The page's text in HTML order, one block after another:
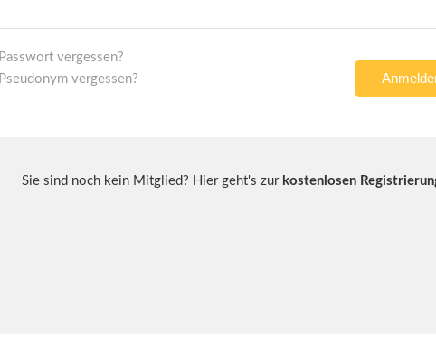
Passwort vergessen?
Pseudonym vergessen?
Sie sind noch kein Mitglied? Hier geht's zur kostenlosen